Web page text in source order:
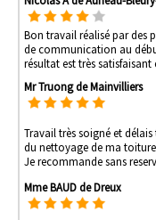
Bon travail réalisé par des
de communication au
résultat est très
Mr Truong de Mainvilliers
Travail très soigné et
du nettoyage de ma
Je recommande sans
Mme BAUD de Dreux